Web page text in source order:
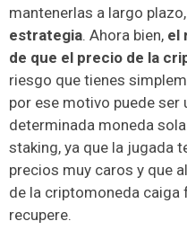
mantenerlas a largo plazo,
estrategia. Ahora bien, el
de que el precio de la
riesgo que tienes
por ese motivo puede ser
determinada moneda
staking, ya que la jugada
precios muy caros y que
de la criptomoneda caiga
recupere.